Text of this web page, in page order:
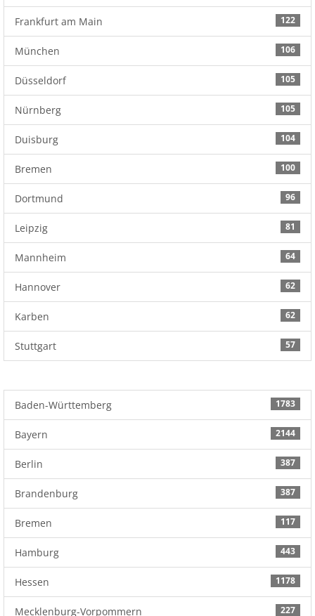
122
Frankfurt am Main
106
München
105
Düsseldorf
105
Nürnberg
104
Duisburg
100
Bremen
96
Dortmund
81
Leipzig
64
Mannheim
62
Hannover
62
Karben
57
Stuttgart
1783
Baden-Württemberg
2144
Bayern
387
Berlin
387
Brandenburg
117
Bremen
443
Hamburg
1178
Hessen
227
Mecklenburg-Vorpommern